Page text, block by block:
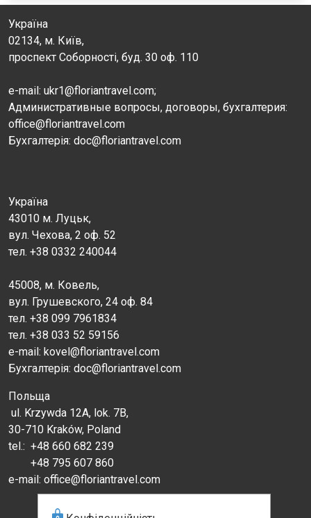
Україна
02134, м. Київ,
проспект Соборності, буд. 30 оф. 110
e-mail: ukr1@floriantravel.com;
Административные вопросы, договоры, бухгалтерия:
office@floriantravel.com
Бухгалтерія: doc@floriantravel.com
Україна
43010 м. Луцьк,
вул. Чехова, 2 оф. 52
тел. +38 0332 240044
45008, м. Ковель,
вул. Грушевского, 24 оф. 84
тел. +38 099 7961834
тел. +38 033 52 59156
e-mail: kovel@floriantravel.com
Бухгалтерія: doc@floriantravel.com
Польща
ul. Krzywda 12A, lok. 7B,
30-710 Kraków, Poland
tel.: +48 660 682 239
+48 795 607 860
e-mail: office@floriantravel.com